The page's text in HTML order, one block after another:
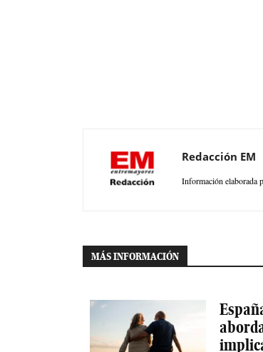
Redacción EM
Información elaborada
MÁS INFORMACIÓN